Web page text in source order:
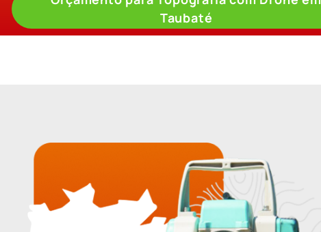
Taubaté